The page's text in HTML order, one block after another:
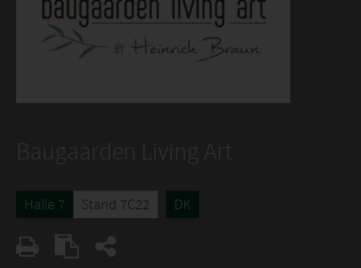
Baugaarden Living Art
Halle 7 Stand 7C22 DK